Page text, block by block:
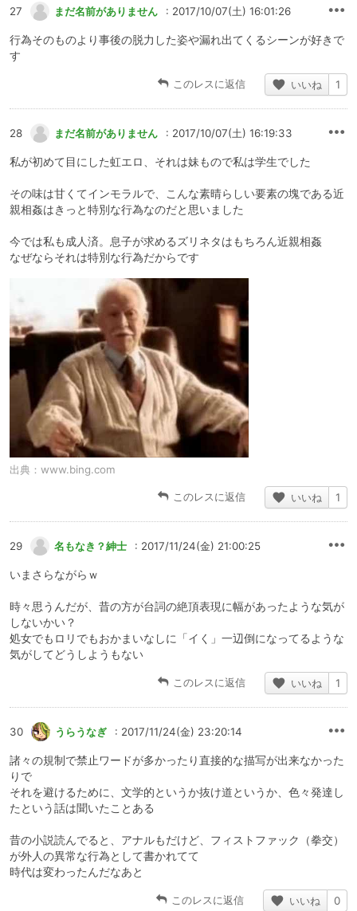
27 まだ名前がありません : 2017/10/07(土) 16:01:26
行為そのものより事後の脱力した姿や漏れ出てくるシーンが好きで
す
このレスに返信 いいね 1
28 まだ名前がありません : 2017/10/07(土) 16:19:33
私が初めて目にした虹エロ、それは妹もので私は学生でした
その味は甘くてインモラルで、こんな素晴らしい要素の塊である近
親相姦はきっと特別な行為なのだと思いました
今では私も成人済。息子が求めるズリネタはもちろん近親相姦
なぜならそれは特別な行為だからです
出典： www.bing.com
このレスに返信 いいね 1
29 名もなき？紳士 : 2017/11/24(金) 21:00:25
いまさらながらｗ
時々思うんだが、昔の方が台詞の絶頂表現に幅があったような気が
しないかい？
処女でもロリでもおかまいなしに「イく」一辺倒になってるような
気がしてどうしようもない
このレスに返信 いいね 1
30 うらうなぎ : 2017/11/24(金) 23:20:14
諸々の規制で禁止ワードが多かったり直接的な描写が出来なかった
りで
それを避けるために、文学的というか抜け道というか、色々発達し
たという話は聞いたことある
昔の小説読んでると、アナルもだけど、フィストファック（拳交）
が外人の異常な行為として書かれてて
時代は変わったんだなあと
このレスに返信 いいね 0